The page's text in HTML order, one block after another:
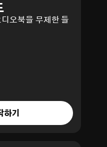
학교에서 중어중문학을
서 동아시아학과를 졸업
자를 거쳐 전문 번역가로
기 성우로 ‘드래곤에그’의
저’ 등을 연기했다. KBS 소
실, KBS 무대 등을 통해 다
서평:“나밖에 모르던 나
렸다!”“나는 25년 동안 나
를 만났고 그다음 너를 만
한밤중에 깨어나 두 사람이
서야 다시 잠을 청할 수
오북을 무제한 들
기